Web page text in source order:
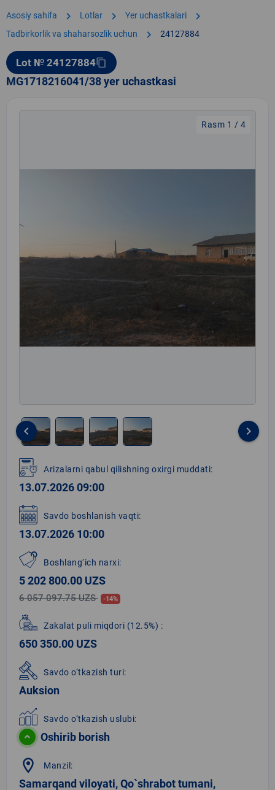
Asosiy sahifa chevron_right Lotlar chevron_right Yer uchastkalari chevron_right
Tadbirkorlik va shaharsozlik uchun chevron_right 24127884
Lot № 24127884content_copy
MG1718216041/38 yer uchastkasi
Rasm 1 / 4
1
of
4
keyboard_arrow_left keyboard_arrow_right
Arizalarni qabul qilishning oxirgi muddati:
13.07.2026 09:00
Savdo boshlanish vaqti:
13.07.2026 10:00
Boshlang‘ich narxi:
5 202 800.00 UZS
6 057 097.75 UZS -14%
Zakalat puli miqdori (12.5%) :
650 350.00 UZS
Savdo o‘tkazish turi:
Auksion
Savdo o‘tkazish uslubi:
Oshirib borish
location_on Manzil:
Samarqand viloyati, Qo`shrabot tumani,